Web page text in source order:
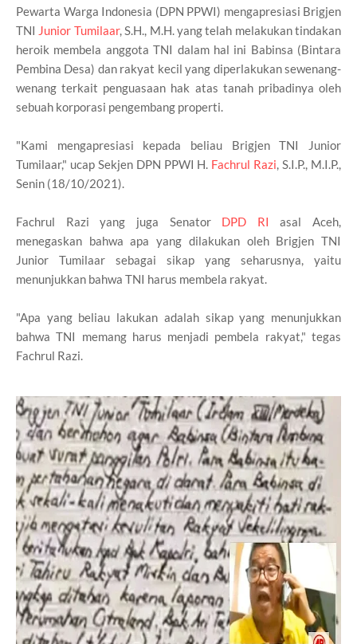
Pewarta Warga Indonesia (DPN PPWI) mengapresiasi Brigjen
TNI Junior Tumilaar, S.H., M.H. yang telah melakukan tindakan
heroik membela anggota TNI dalam hal ini Babinsa (Bintara
Pembina Desa) dan rakyat kecil yang diperlakukan sewenang-
wenang terkait penguasaan hak atas tanah pribadinya oleh
sebuah korporasi pengembang properti.
"Kami mengapresiasi kepada beliau Brigjen TNI Junior
Tumilaar," ucap Sekjen DPN PPWI H. Fachrul Razi, S.I.P., M.I.P.,
Senin (18/10/2021).
Fachrul Razi yang juga Senator DPD RIasal Aceh,
menegaskan bahwa apa yang dilakukan oleh Brigjen TNI
Junior Tumilaar sebagai sikap yang seharusnya, yaitu
menunjukkan bahwa TNI harus membela rakyat.
"Apa yang beliau lakukan adalah sikap yang menunjukkan
bahwa TNI memang harus menjadi pembela rakyat," tegas
Fachrul Razi.